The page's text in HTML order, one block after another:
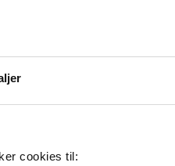
cookies til: